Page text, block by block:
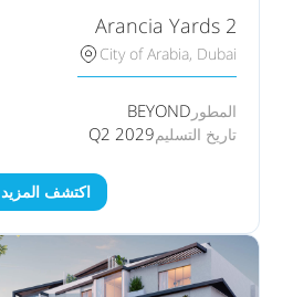
Arancia Yards 2
City of Arabia, Dubai
المطور BEYOND
تاريخ التسليمQ2 2029
اكتشف المزيد